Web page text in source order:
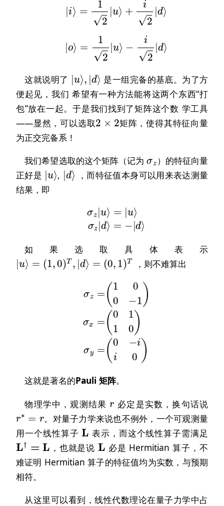
1 |d
这就说明了 | u ⟩, |d
是一组完备的基底。为了方
便起见，我们 希望有一种方法能将这两个东西“打
包”放在一起。于是我们找到了矩阵这个数 学工具
——显然，可以选取
2×2矩阵，使得其特征向量
为正交完备系！
我们希望选取的这个矩阵（记为
）的特征向量
正好是
|u⟩
, |d⟩
，而特征值本身可以用来表达测量
结果，即
⟩= |u σz |d
如果选取具体表示
|u =(1,0)T,|d (0,1 )T ，则不难算出
=( 10 )σ
这就是著名的Pauli 矩阵。
物理学中，观测结果
r
必定是实数，换句话说
r∗=r。对量子力学来说也不例外，一个可观测量
用一个线性算子
L
表示，而这个线性算子需满足
L = L ，也就是说 L必是 Hermitian 算子，不
难证明 Hermitian 算子的特征值均为实数，与预期
相符。
从这里可以看到，线性代数理论在量子力学中占